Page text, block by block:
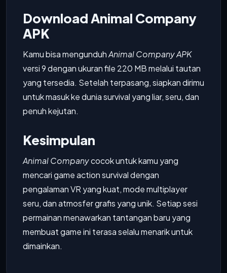
Download Animal Company
APK
Kamu bisa mengunduhAnimal Company APK
versi 9 dengan ukuran file 220 MB melalui tautan
yang tersedia. Setelah terpasang, siapkan dirimu
untuk masuk ke dunia survival yang liar, seru, dan
penuh kejutan.
Kesimpulan
Animal Companycocok untuk kamu yang
mencari game action survival dengan
pengalaman VR yang kuat, mode multiplayer
seru, dan atmosfer grafis yang unik. Setiap sesi
permainan menawarkan tantangan baru yang
membuat game ini terasa selalu menarik untuk
dimainkan.